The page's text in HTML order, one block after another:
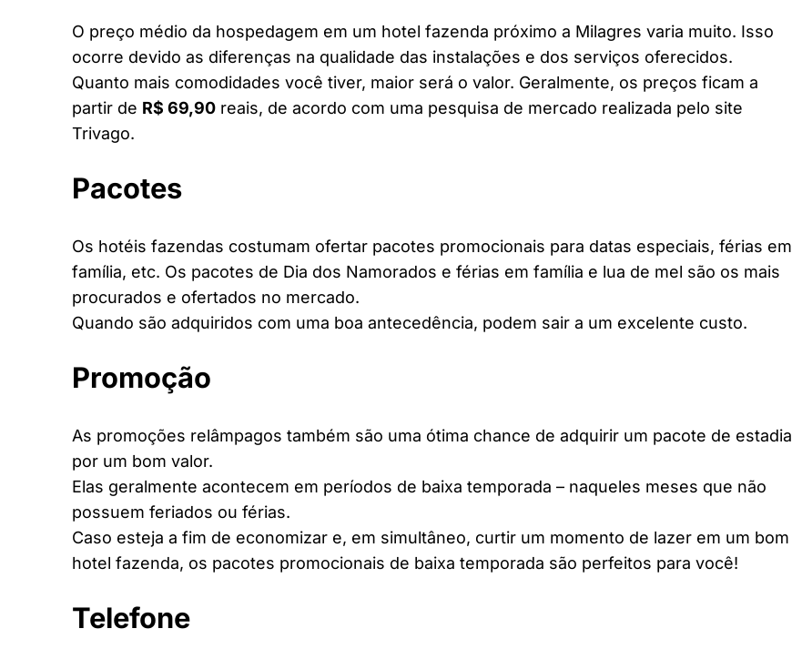
O preço médio da hospedagem em um hotel fazenda próximo a Milagres varia muito. Isso
ocorre devido as diferenças na qualidade das instalações e dos serviços oferecidos.
Quanto mais comodidades você tiver, maior será o valor. Geralmente, os preços ficam a
partir de R$ 69,90 reais, de acordo com uma pesquisa de mercado realizada pelo site
Trivago.
Pacotes
Os hotéis fazendas costumam ofertar pacotes promocionais para datas especiais, férias em
família, etc. Os pacotes de Dia dos Namorados e férias em família e lua de mel são os mais
procurados e ofertados no mercado.
Quando são adquiridos com uma boa antecedência, podem sair a um excelente custo.
Promoção
As promoções relâmpagos também são uma ótima chance de adquirir um pacote de estadia
por um bom valor.
Elas geralmente acontecem em períodos de baixa temporada – naqueles meses que não
possuem feriados ou férias.
Caso esteja a fim de economizar e, em simultâneo, curtir um momento de lazer em um bom
hotel fazenda, os pacotes promocionais de baixa temporada são perfeitos para você!
Telefone